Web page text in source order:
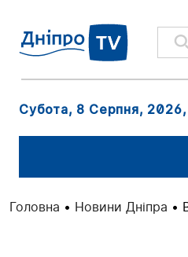
Субота, 8 Серпня, 2026
Головна • Новини Дніпра •